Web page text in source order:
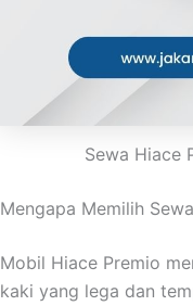
Sewa Hiace
Mengapa Memilih
Mobil Hiace Premio
kaki yang lega dan